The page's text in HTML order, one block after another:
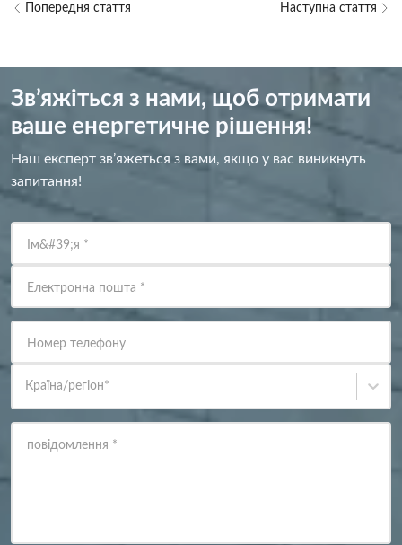
Попередня стаття Наступна стаття
Зв’яжіться з нами, щоб отримати
ваше енергетичне рішення!
Наш експерт зв’яжеться з вами, якщо у вас виникнуть
запитання!
Ім&#39;я *
Електронна пошта *
Номер телефону
Країна/регіон*
повідомлення *